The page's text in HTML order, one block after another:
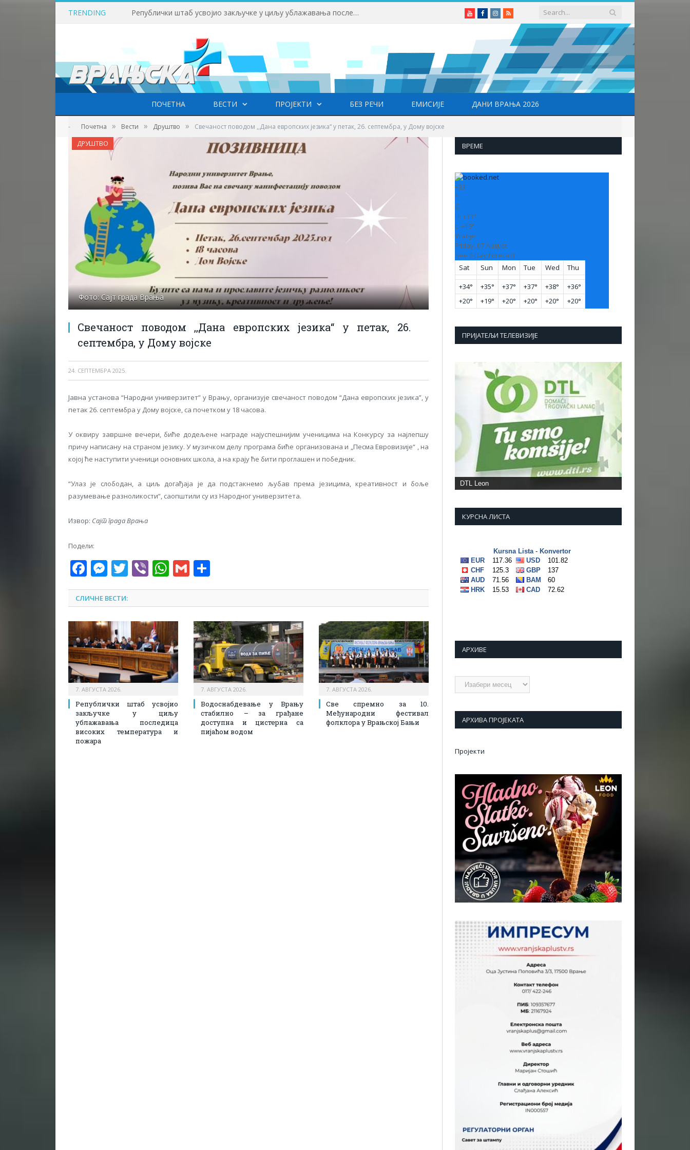
TRENDING Викенд у знаку бициклизма у Врању YoutubeFacebookInstagram
RSS
ПОЧЕТНА ВЕСТИ ПРОЈЕКТИ БЕЗ РЕЧИ ЕМИСИЈЕ ДАНИ ВРАЊА 2026
- Почетна » Вести » Друштво » Свечаност поводом ,,Дана европских језика“ у петак, 26. септембра, у Дому војске
Фото: Сајт града Врања
Свечаност поводом ,,Дана европских језика“ у петак, 26.
септембра, у Дому војске
24. СЕПТЕМБРА 2025.
ДРУШТВО
Јавна установа “Народни универзитет” у Врању, организује свечаност поводом “Дана европских језика”, у
петак 26. септембра у Дому војске, са почетком у 18 часова.
У оквиру завршне вечери, биће додељене награде најуспешнијим ученицима на Конкурсу за најлепшу
причу написану на страном језику. У музичком делу програма биће организована и „Песма Евровизије“ , на
којој ће наступити ученици основних школа, а на крају ће бити проглашен и победник.
“Улаз је слободан, а циљ догађаја је да подстакнемо љубав према језицима, креативност и боље
разумевање разноликости“, саопштили су из Народног универзитета.
Извор: Сајт града Врања
Подели:
Facebook
Messenger
Twitter
ViberWhatsApp
Gmail
СЛИЧНЕ ВЕСТИ:
7. АВГУСТА 2026.
Републички штаб усвојио
закључке у циљу
ублажавања последица
високих температура и
пожара​
7. АВГУСТА 2026.
Водоснабдевање у Врању
стабилно – за грађане
доступна и цистерна са
пијаћом водом
7. АВГУСТА 2026.
Све спремно за 10.
Међународни фестивал
фолклора у Врањској Бањи
ВРЕМЕ
+33
°
C
H: +33°
L: +19°
Vranje
Friday, 07 August
See 7-Day Forecast
Sat
Sun Mon Tue Wed Thu
+34° +35° +37° +37° +38° +36°
+20° +19° +20° +20° +20° +20°
ПРИЈАТЕЉИ ТЕЛЕВИЗИЈЕ
КУРСНА ЛИСТА
АРХИВЕ
Архиве
АРХИВА ПРОЈЕКАТА
Пројекти